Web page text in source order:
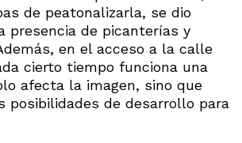
de peatonalizarla, se dio
presencia de picanterías y
en el acceso a la calle
cierto tiempo funciona una
afecta la imagen, sino que
posibilidades de desarrollo para